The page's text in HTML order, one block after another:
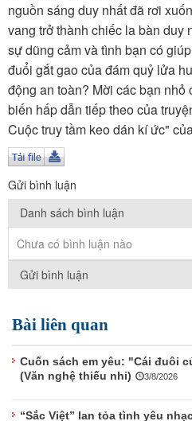
Kết nối VOV6
TÌM KIẾM
Vận hành bởi QI Corp
nguồn sáng duy nhất đã rơi
vang trở thành chiếc la bàn duy
sự dũng cảm và tình bạn có
đuổi gắt gao của đám quỷ lửa
động an toàn? Mời các bạn
biến hấp dẫn tiếp theo của
Cuộc truy tầm keo dán kí ức"
Gửi bình luận
Danh sách bình luận
Chưa có bình luận nào
Gửi bình luận
Bài liên quan
Cuốn sách em yêu: "Cái đuôi
(Văn nghệ thiếu nhi)
3/8/2026
“Sắc Việt” lan tỏa tình yêu